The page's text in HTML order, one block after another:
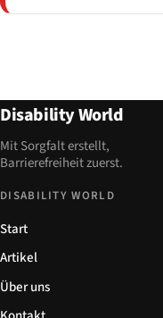
Disability World
Mit Sorgfalt erstellt,
Barrierefreiheit zuerst.
DISABILITY WORLD
Start
Artikel
Über uns